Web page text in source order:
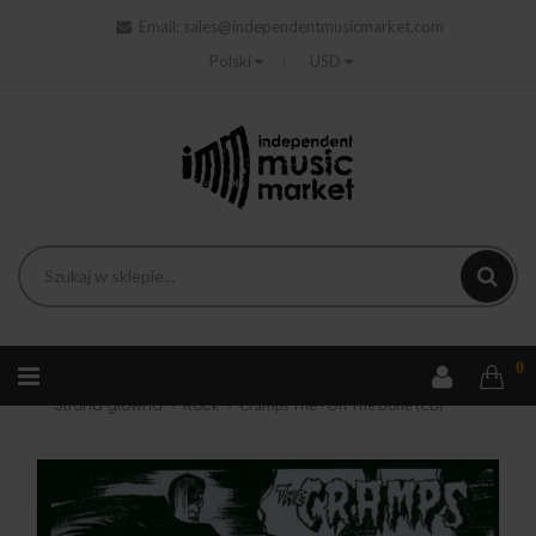
Email:
sales@independentmusicmarket.com
Polski
USD
0
Strona główna Rock Cramps The - Off The Bone (CD)